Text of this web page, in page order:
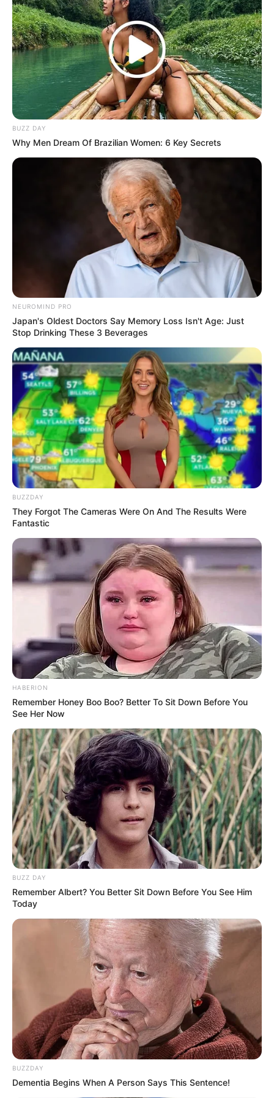
LIHAT ARTIKEL LAINNYA
Neringa Kriziute
10 Potret Wanita Cantik
dari Masa Ke Masa, Ada
Sekarang
Tak Lagi Terlihat di TV, 6
Artis ini Sudah Jadi
Pegawai Kantoran
Mengagumkan, 10
Perubahan Artis Sebelum
dan Saat Berakting
BUZZ DAY
Why Men Dream Of Brazilian Women: 6 Key Secrets
NEUROMIND PRO
Japan's Oldest Doctors Say Memory Loss Isn't Age: Just
Stop Drinking These 3 Beverages
BUZZDAY
They Forgot The Cameras Were On And The Results Were
Fantastic
HABERION
Remember Honey Boo Boo? Better To Sit Down Before You
See Her Now
BUZZ DAY
Remember Albert? You Better Sit Down Before You See Him
Today
BUZZDAY
Dementia Begins When A Person Says This Sentence!